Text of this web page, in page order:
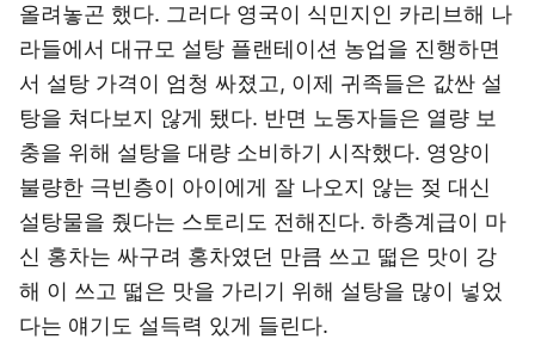
올려놓곤 했다. 그러다 영국이 식민지인 카리브해 나
라들에서 대규모 설탕 플랜테이션 농업을 진행하면
서 설탕 가격이 엄청 싸졌고, 이제 귀족들은 값싼 설
탕을 쳐다보지 않게 됐다. 반면 노동자들은 열량 보
충을 위해 설탕을 대량 소비하기 시작했다. 영양이
불량한 극빈층이 아이에게 잘 나오지 않는 젖 대신
설탕물을 줬다는 스토리도 전해진다. 하층계급이 마
신 홍차는 싸구려 홍차였던 만큼 쓰고 떫은 맛이 강
해 이 쓰고 떫은 맛을 가리기 위해 설탕을 많이 넣었
다는 얘기도 설득력 있게 들린다.